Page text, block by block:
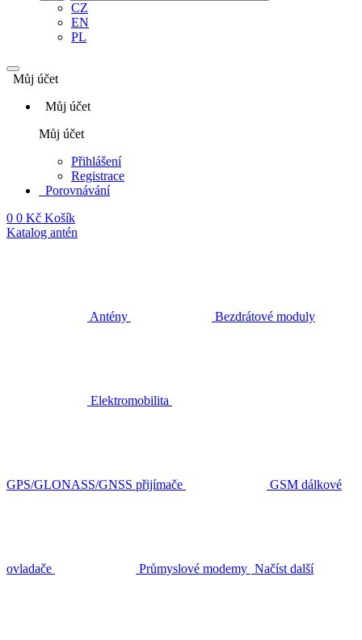
CZ
EN
PL
Můj účet
Můj účet
Můj účet
Přihlášení
Registrace
Porovnávání
0 0 Kč Košík
Katalog antén
Antény Bezdrátové moduly
Elektromobilita
GPS/GLONASS/GNSS přijímače GSM dálkové
ovladače Průmyslové modemy Načíst další